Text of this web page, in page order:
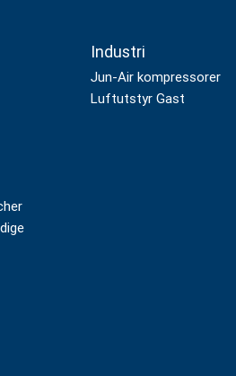
Industri
Jun-Air kompressorer
Luftutstyr Gast